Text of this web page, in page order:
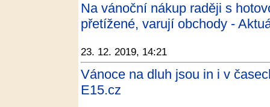
Na vánoční nákup raději s
přetížené, varují obchody -
23. 12. 2019, 14:21
Vánoce na dluh jsou in i v
E15.cz